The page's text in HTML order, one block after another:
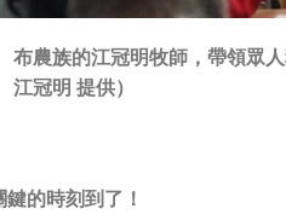
布農族的江冠明牧師，帶領眾
江冠明 提供）
鍵的時刻到了！